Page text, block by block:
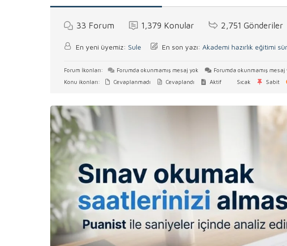
33 Forum 1,379 Konular 2,751 Gönderiler
En yeni üyemiz: Sule En son yazı: Akademi hazırlık eğitimi
Forum İkonları: Forumda okunmamış mesaj yok
Forumda okunmamış mesaj
Konu ikonları:
Cevaplanmadı Cevaplandı Aktif Sıcak Sabit